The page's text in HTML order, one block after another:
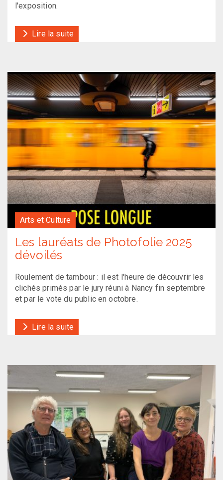
l'exposition.
Lire la suite
Arts et Culture
Les lauréats de Photofolie 2025
dévoilés
Roulement de tambour : il est l'heure de découvrir les
clichés primés par le jury réuni à Nancy fin septembre
et par le vote du public en octobre.
Lire la suite